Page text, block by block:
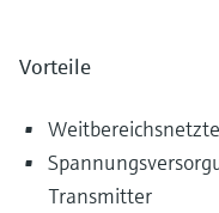
Vorteile
Transmitter